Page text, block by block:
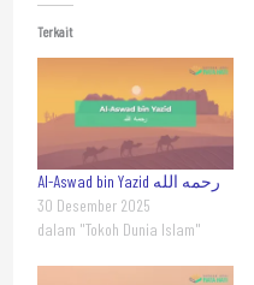
Terkait
Al-Aswad bin Yazid رحمه الله
30 Desember 2025
dalam "Tokoh Dunia Islam"